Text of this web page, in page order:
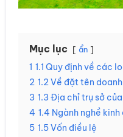
Mục lục ẩn
1 1.1 Quy định về các
2 1.2 Về đặt tên
3 1.3 Địa chỉ trụ sở
4 1.4 Ngành nghề kinh
5 1.5 Vốn điều lệ